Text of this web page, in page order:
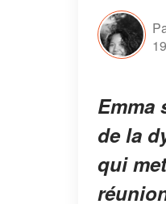
Emma
de la
qui